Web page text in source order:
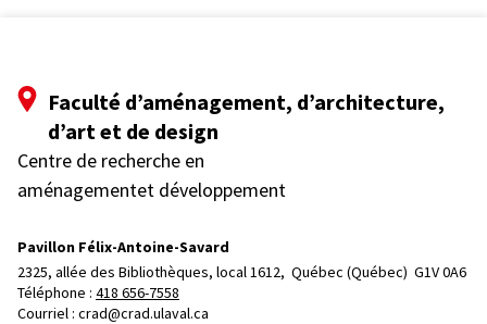
Faculté d’aménagement, d’architecture,
d’art et de design
Centre de recherche en
aménagementet développement
Pavillon Félix-Antoine-Savard
2325, allée des Bibliothèques, local 1612, Québec (Québec)  G1V 0A6
Téléphone : 418 656-7558
Courriel : crad@crad.ulaval.ca